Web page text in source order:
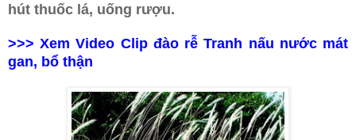
hút thuốc lá, uống rượu.
>>>Xem Video Clip đào rễ Tranh nấu nước mát
gan, bổ thận